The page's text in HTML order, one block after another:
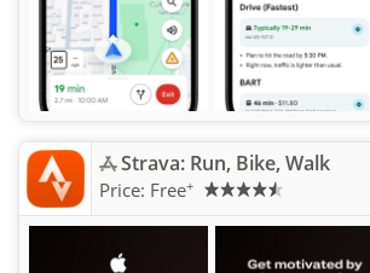
Strava: Run, Bike, Walk
Price: Free+